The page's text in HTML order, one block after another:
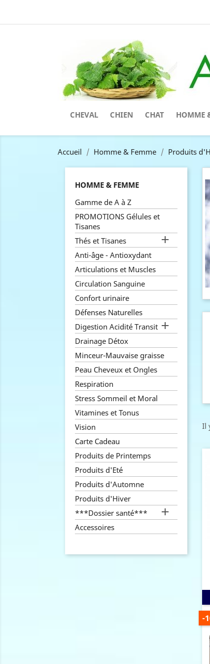
CHEVAL CHIEN CHAT HOMME
Accueil Homme & Femme Produits
HOMME & FEMME
Gamme de A à Z
PROMOTIONS Gélules et
Tisanes
Thés et Tisanes

Anti-âge - Antioxydant
Articulations et Muscles
Circulation Sanguine
Confort urinaire
Défenses Naturelles
Digestion Acidité Transit 
Drainage Détox
Minceur-Mauvaise graisse
Peau Cheveux et Ongles
Respiration
Stress Sommeil et Moral
Vitamines et Tonus
Vision
Carte Cadeau
Produits de Printemps
Produits d'Eté
Produits d'Automne
Produits d'Hiver
***Dossier santé***

Accessoires
Il
-